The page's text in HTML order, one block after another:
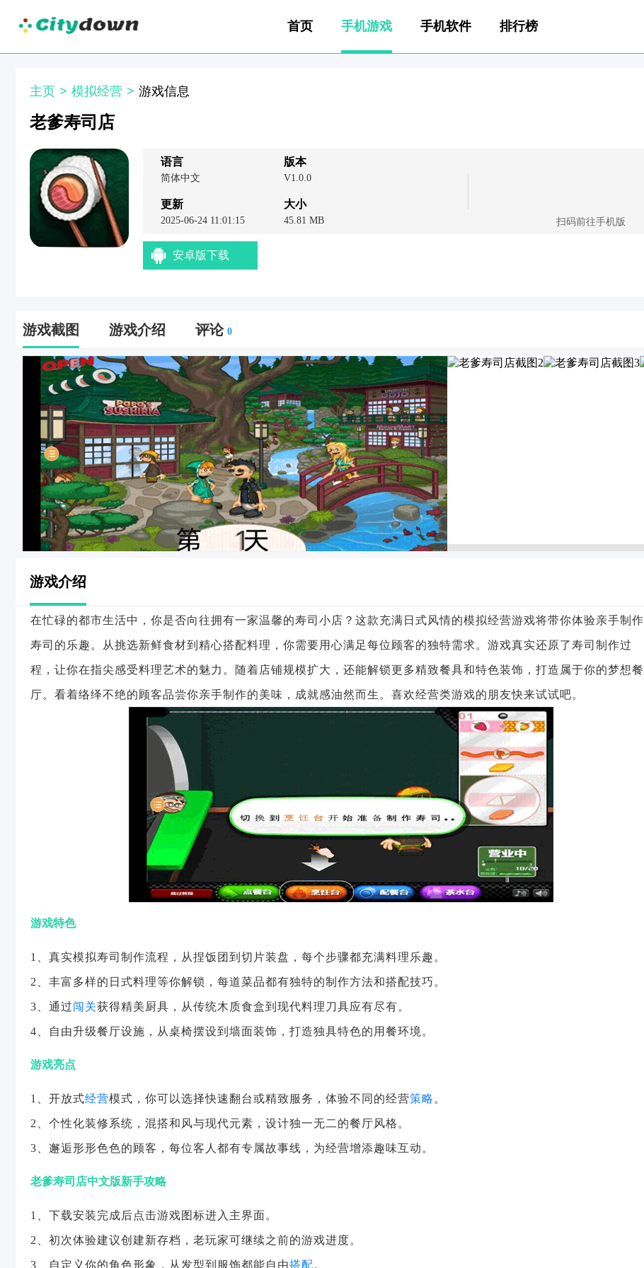
首页 手机游戏 手机软件 排行榜
主页 > 模拟经营 > 游戏信息
老爹寿司店
语言
简体中文
更新
2025-06-24 11:01:15
版本
V1.0.0
大小
45.81 MB 扫码前往手机版
安卓版下载
游戏截图 游戏介绍 评论 0
游戏介绍
在忙碌的都市生活中，你是否向往拥有一家温馨的寿司小店？这款充满日式风情的模拟经营游戏将带你体验亲手制作
寿司的乐趣。从挑选新鲜食材到精心搭配料理，你需要用心满足每位顾客的独特需求。游戏真实还原了寿司制作过
程，让你在指尖感受料理艺术的魅力。随着店铺规模扩大，还能解锁更多精致餐具和特色装饰，打造属于你的梦想餐
厅。看着络绎不绝的顾客品尝你亲手制作的美味，成就感油然而生。喜欢经营类游戏的朋友快来试试吧。
游戏特色
1、真实模拟寿司制作流程，从捏饭团到切片装盘，每个步骤都充满料理乐趣。
2、丰富多样的日式料理等你解锁，每道菜品都有独特的制作方法和搭配技巧。
3、通过闯关获得精美厨具，从传统木质食盒到现代料理刀具应有尽有。
4、自由升级餐厅设施，从桌椅摆设到墙面装饰，打造独具特色的用餐环境。
游戏亮点
1、开放式经营模式，你可以选择快速翻台或精致服务，体验不同的经营策略 。
2、个性化装修系统，混搭和风与现代元素，设计独一无二的餐厅风格。
3、邂逅形形色色的顾客，每位客人都有专属故事线，为经营增添趣味互动。
老爹寿司店中文版新手攻略
1、下载安装完成后点击游戏图标进入主界面。
2、初次体验建议创建新存档，老玩家可继续之前的游戏进度。
3、自定义你的角色形象，从发型到服饰都能自由搭配。